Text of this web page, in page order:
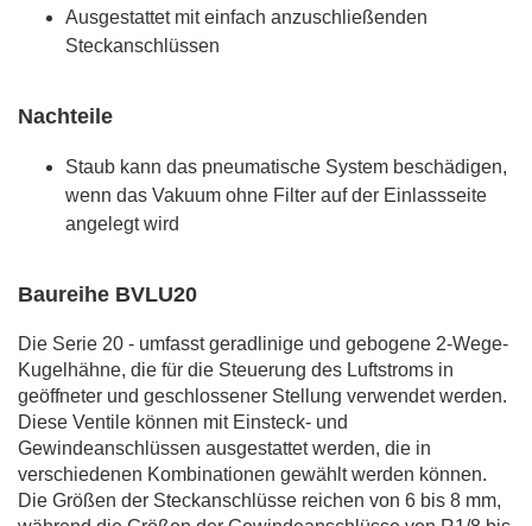
Ausgestattet mit einfach anzuschließenden
Steckanschlüssen
Nachteile
Staub kann das pneumatische System beschädigen,
wenn das Vakuum ohne Filter auf der Einlassseite
angelegt wird
Baureihe BVLU20
Die Serie 20 - umfasst geradlinige und gebogene 2-Wege-
Kugelhähne, die für die Steuerung des Luftstroms in
geöffneter und geschlossener Stellung verwendet werden.
Diese Ventile können mit Einsteck- und
Gewindeanschlüssen ausgestattet werden, die in
verschiedenen Kombinationen gewählt werden können.
Die Größen der Steckanschlüsse reichen von 6 bis 8 mm,